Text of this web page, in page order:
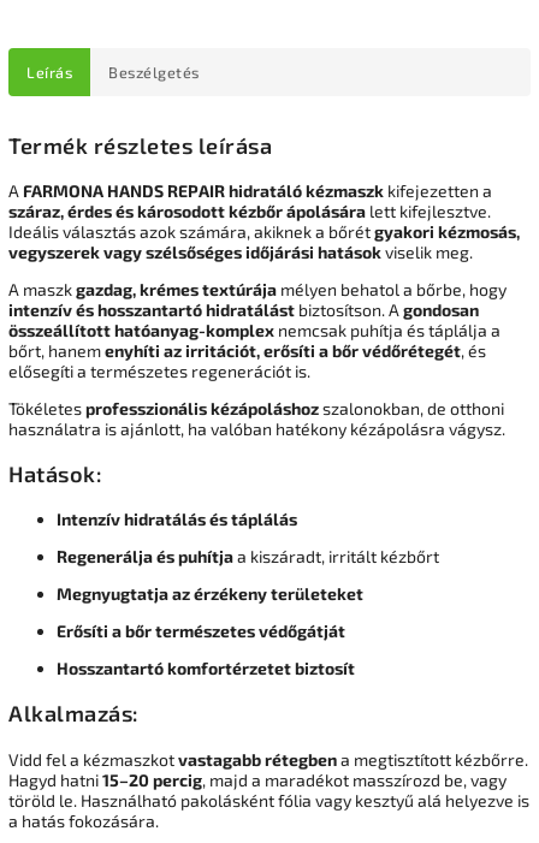
Leírás Beszélgetés
Termék részletes leírása
A FARMONA HANDS REPAIR hidratáló kézmaszk kifejezetten a
száraz, érdes és károsodott kézbőr ápolására lett kifejlesztve.
Ideális választás azok számára, akiknek a bőrétgyakori kézmosás,
vegyszerek vagy szélsőséges időjárási hatásokviselik meg.
A maszkgazdag, krémes textúrája mélyen behatol a bőrbe, hogy
intenzív és hosszantartó hidratálást biztosítson. A gondosan
összeállított hatóanyag-komplex nemcsak puhítja és táplálja a
bőrt, hanemenyhíti az irritációt, erősíti a bőr védőrétegét, és
elősegíti a természetes regenerációt is.
Tökéletesprofesszionális kézápoláshozszalonokban, de otthoni
használatra is ajánlott, ha valóban hatékony kézápolásra vágysz.
Hatások:
Intenzív hidratálás és táplálás
Regenerálja és puhítjaa kiszáradt, irritált kézbőrt
Megnyugtatja az érzékeny területeket
Erősíti a bőr természetes védőgátját
Hosszantartó komfortérzetet biztosít
Alkalmazás:
Vidd fel a kézmaszkotvastagabb rétegbena megtisztított kézbőrre.
Hagyd hatni15–20 percig, majd a maradékot masszírozd be, vagy
töröld le. Használható pakolásként fólia vagy kesztyű alá helyezve is
a hatás fokozására.